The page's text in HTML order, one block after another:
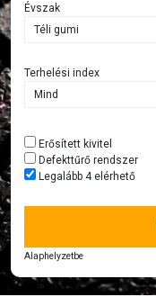
Évszak
Terhelési index
Erősített kivitel
Defekttűrő rendszer
Legalább 4 elérhető
Alaphelyzetbe